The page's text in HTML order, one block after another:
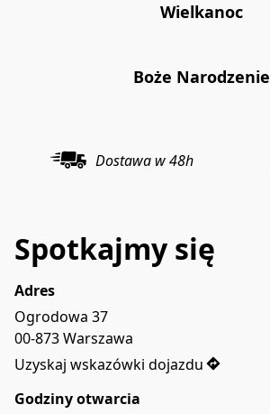
Wielkanoc
Boże Narodzenie
Dostawa w 48h
Spotkajmy się
Adres
Ogrodowa 37
00-873 Warszawa
Uzyskaj wskazówki dojazdu
Godziny otwarcia